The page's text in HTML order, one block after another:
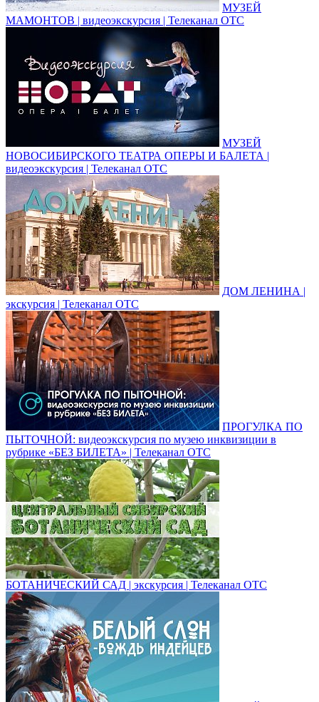
МУЗЕЙ
МАМОНТОВ | видеоэкскурсия | Телеканал ОТС
МУЗЕЙ
НОВОСИБИРСКОГО ТЕАТРА ОПЕРЫ И БАЛЕТА |
видеоэкскурсия | Телеканал ОТС
ДОМ ЛЕНИНА |
экскурсия | Телеканал ОТС
ПРОГУЛКА ПО
ПЫТОЧНОЙ: видеоэкскурсия по музею инквизиции в
рубрике «БЕЗ БИЛЕТА» | Телеканал ОТС
БОТАНИЧЕСКИЙ САД | экскурсия | Телеканал ОТС